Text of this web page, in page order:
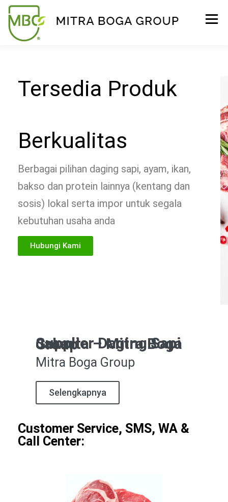
Menu
Tersedia Produk
Berkualitas
Berbagai pilihan daging sapi, ayam, ikan,
bakso dan protein lainnya (kentang dan
sosis) lokal serta impor untuk segala
kebutuhan usaha anda
Hubungi Kami
Supplier Daging Sapi Jakarta – Mitra Boga Group
Mitra Boga Group
Selengkapnya
Customer Service, SMS, WA &
Call Center: